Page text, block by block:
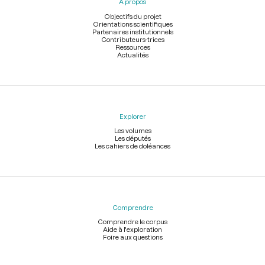
À propos
Objectifs du projet
Orientations scientifiques
Partenaires institutionnels
Contributeurs-trices
Ressources
Actualités
Explorer
Les volumes
Les députés
Les cahiers de doléances
Comprendre
Comprendre le corpus
Aide à l'exploration
Foire aux questions